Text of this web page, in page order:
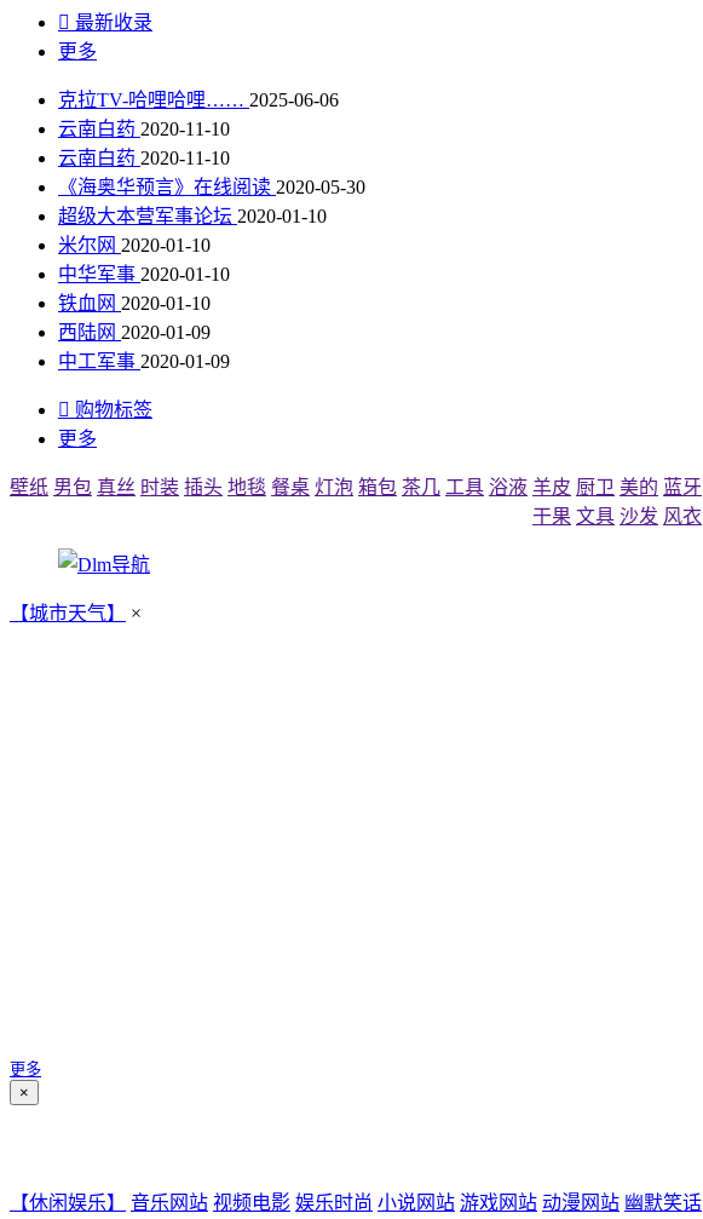
 最新收录
更多
克拉TV-哈哩哈哩…… 2025-06-06
云南白药 2020-11-10
云南白药 2020-11-10
《海奥华预言》在线阅读 2020-05-30
超级大本营军事论坛 2020-01-10
米尔网 2020-01-10
中华军事 2020-01-10
铁血网 2020-01-10
西陆网 2020-01-09
中工军事 2020-01-09
 购物标签
更多
壁纸 男包 真丝 时装 插头 地毯 餐桌 灯泡 箱包 茶几 工具 浴液 羊皮 厨卫 美的 蓝牙
干果 文具 沙发 风衣
【城市天气】 ×
更多
×
【休闲娱乐】 音乐网站 视频电影 娱乐时尚 小说网站 游戏网站 动漫网站 幽默笑话